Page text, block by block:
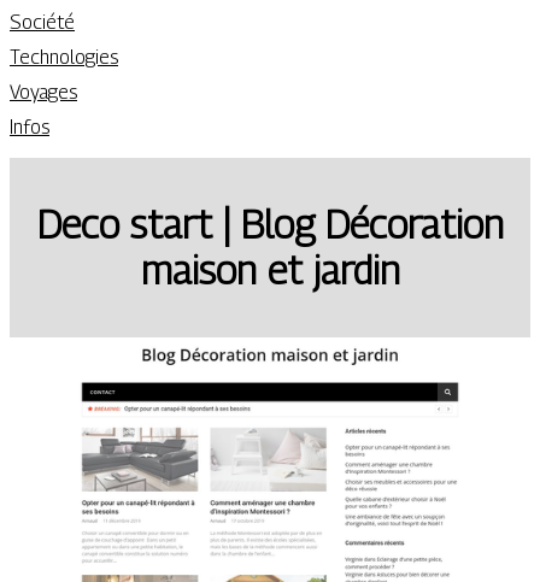
Société
Technologies
Voyages
Infos
Deco start | Blog Décoration
maison et jardin